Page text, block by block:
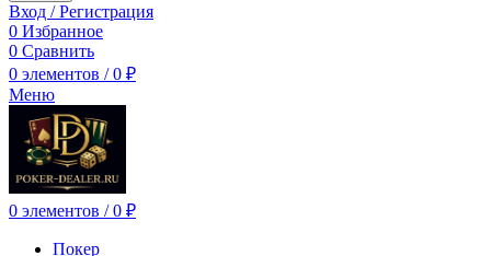
Вход / Регистрация
0 Избранное
0 Сравнить
0 элементов / 0 ₽
Меню
0 элементов / 0 ₽
Покер